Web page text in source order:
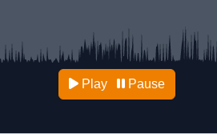
Play Pause